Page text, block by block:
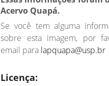
Acervo Quapá.
Se você tem alguma
sobre esta imagem, por
email para lapquapa@usp.br
Licença: